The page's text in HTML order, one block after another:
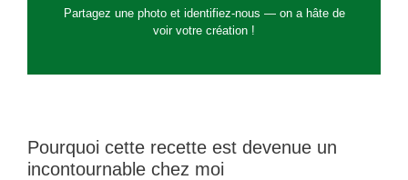
Partagez une photo et identifiez-nous — on a hâte de
voir votre création !
Pourquoi cette recette est devenue un
incontournable chez moi